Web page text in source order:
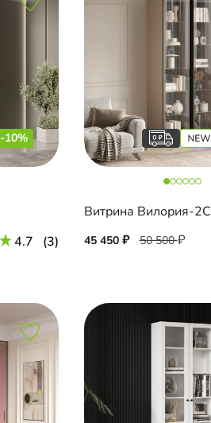
-10%
4.7 (3)
Витрина Вилория-2С
45 450 50 500